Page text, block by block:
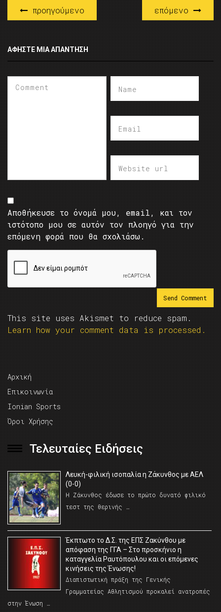
προηγούμενο επόμενο
ΑΦΉΣΤΕ ΜΙΑ ΑΠΆΝΤΗΣΗ
Αποθήκευσε το όνομά μου, email, και τον
ιστότοπο μου σε αυτόν τον πλοηγό για την
επόμενη φορά που θα σχολιάσω.
This site uses Akismet to reduce spam.
Learn how your comment data is processed.
Αρχική
Επικοινωνία
Ionian Sports
Όροι Χρήσης
Τελευταίες Ειδήσεις
Λευκή-φιλική ισοπαλία η Ζάκυνθος με ΑΕΛ
(0-0)
Η Ζάκυνθος έδωσε το πρώτο δυνατό φιλικό
τεστ της θερινής …
Έκπτωτο το Δ.Σ. της ΕΠΣ Ζακύνθου με
απόφαση της ΓΓΑ – Στο προσκήνιο η
καταγγελία Ραυτόπουλου και οι επόμενες
κινήσεις της Ένωσης!
Διαπιστωτική πράξη της Γενικής
Γραμματείας Αθλητισμού προκαλεί ανατροπές
στην Ένωση …